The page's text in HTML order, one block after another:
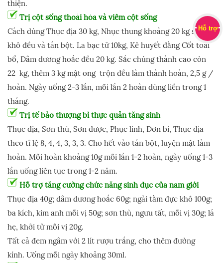
thiện.
Trị cột sống thoái hóa và viêm cột sống
Cách dùng Thục địa 30 kg, Nhục thung khoảng 20 kg sấy
khô đều và tán bột. La bạc tử 10kg, Kê huyết đằng Cốt toái
bổ, Dâm dương hoắc đều 20 kg. Sắc chúng thành cao còn
22 kg, thêm 3 kg mật ong trộn đều làm thành hoàn, 2,5 g /
hoàn. Ngày uống 2-3 lần, mỗi lần 2 hoàn dùng liền trong 1
tháng.
Trị tế bào thượng bì thực quản tăng sinh
Thục địa, Sơn thù, Sơn dược, Phục linh, Đơn bì, Thục địa
theo tỉ lệ 8, 4, 4, 3, 3, 3. Cho hết vào tán bột, luyện mật làm
hoàn. Mỗi hoàn khoảng 10g mỗi lần 1-2 hoàn, ngày uống 1-3
lần uống liên tục trong 1-2 năm.
Hỗ trợ tăng cường chức năng sinh dục của nam giới
Thục địa 40g; dâm dương hoắc 60g; ngài tằm đực khô 100g;
ba kích, kim anh mỗi vị 50g; sơn thù, ngưu tất, mỗi vị 30g; lá
hẹ, khởi tử mỗi vị 20g.
Tất cả đem ngâm với 2 lít rượu trắng, cho thêm đường
kính. Uống mỗi ngày khoảng 30ml.
Hỗ trợ